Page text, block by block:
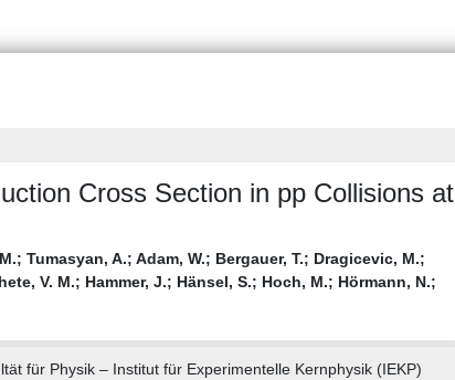
Cross Section in pp Collisions at
; Tumasyan, A.; Adam, W.; Bergauer, T.; Dragicevic, M.;
V. M.; Hammer, J.; Hänsel, S.; Hoch, M.; Hörmann, N.;
für Physik – Institut für Experimentelle Kernphysik (IEKP)